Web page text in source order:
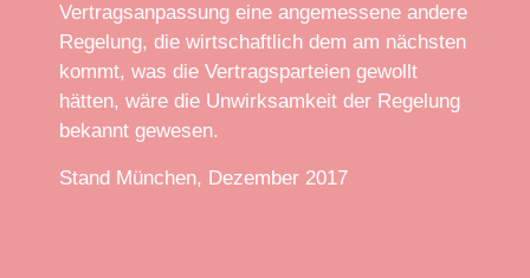
Vertragsanpassung eine angemessene andere
Regelung, die wirtschaftlich dem am nächsten
kommt, was die Vertragsparteien gewollt
hätten, wäre die Unwirksamkeit der Regelung
bekannt gewesen.
Stand München, Dezember 2017